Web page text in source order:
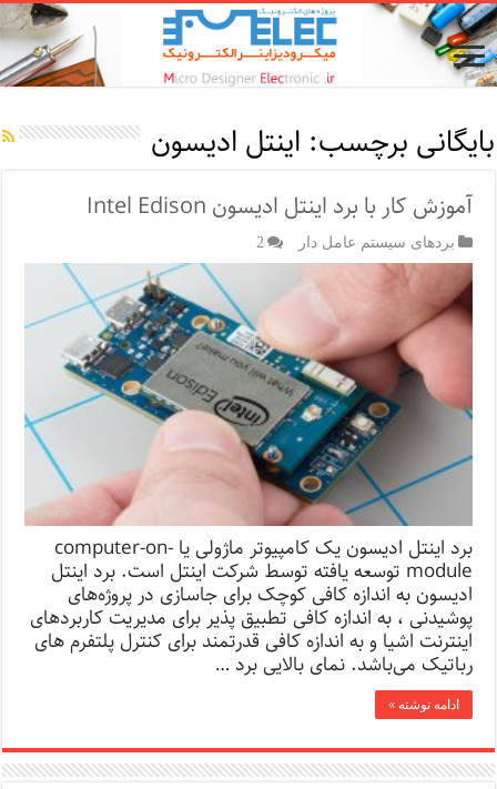
بایگانی برچسب: اینتل ادیسون
آموزش کار با برد اینتل ادیسون Intel Edison
بردهای سیستم عامل دار 2
برد اینتل ادیسون یک کامپیوتر ماژولی یا computer-on-
module توسعه یافته توسط شرکت اینتل است. برد اینتل
ادیسون به اندازه کافی کوچک برای جاسازی در پروژه‌های
پوشیدنی ، به اندازه کافی تطبیق پذیر برای مدیریت کاربردهای
اینترنت اشیا و به اندازه کافی قدرتمند برای کنترل پلتفرم های
رباتیک می‌باشد. نمای بالایی برد …
ادامه نوشته »